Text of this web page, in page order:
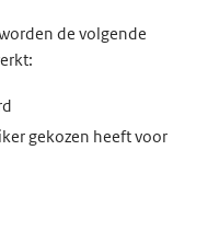
de volgende
gekozen heeft voor